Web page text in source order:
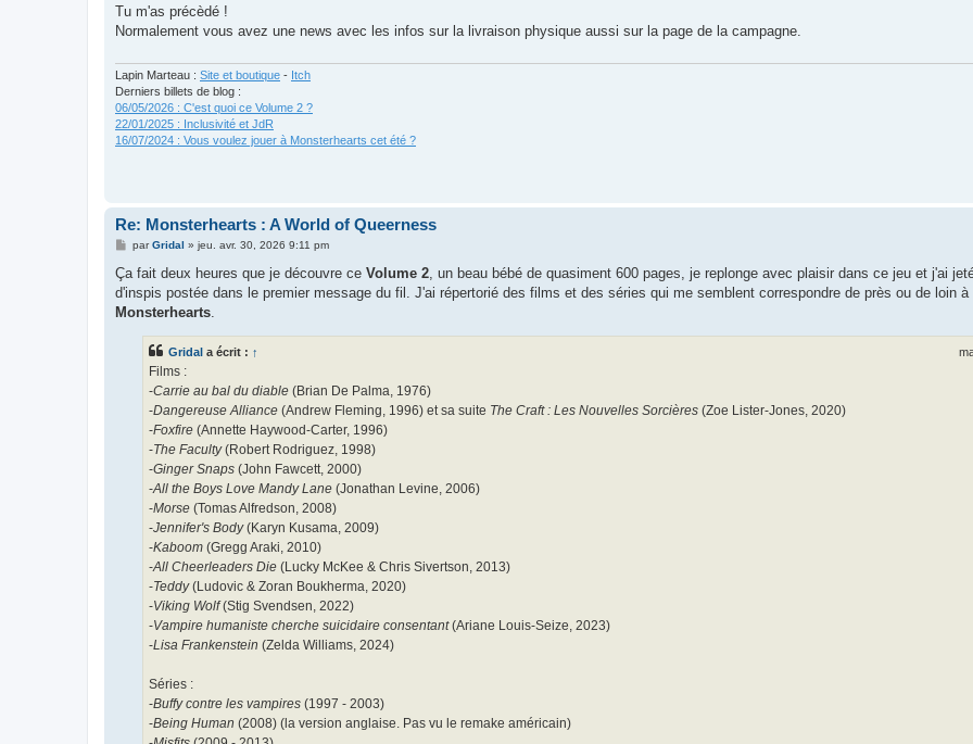
s
a
Tu m'as précèdé !
Normalement vous avez une news avec les infos sur la livraison physique aussi sur la page de la campagne.
Lapin Marteau : Site et boutique - Itch
Derniers billets de blog :
06/05/2026 : C'est quoi ce Volume 2 ?
22/01/2025 : Inclusivité et JdR
16/07/2024 : Vous voulez jouer à Monsterhearts cet été ?
Re: Monsterhearts : A World of Queerness
M
s
a
g
parGridal » jeu. avr. 30, 2026 9:11 pm
Ça fait deux heures que je découvre ce Volume 2, un beau bébé de quasiment 600 pages, je replonge avec plaisir dans ce jeu et j'ai
d'inspis postée dans le premier message du fil. J'ai répertorié des films et des séries qui me semblent correspondre de près ou de loin à
Monsterhearts.
Gridal a écrit : ↑
Films :
-Carrie au bal du diable (Brian De Palma, 1976)
-Dangereuse Alliance (Andrew Fleming, 1996) et sa suite The Craft : Les Nouvelles Sorcières (Zoe Lister-Jones, 2020)
-Foxfire (Annette Haywood-Carter, 1996)
-The Faculty(Robert Rodriguez, 1998)
-Ginger Snaps (John Fawcett, 2000)
-All the Boys Love Mandy Lane (Jonathan Levine, 2006)
-Morse (Tomas Alfredson, 2008)
-Jennifer's Body(Karyn Kusama, 2009)
-Kaboom (Gregg Araki, 2010)
-All Cheerleaders Die (Lucky McKee & Chris Sivertson, 2013)
-Teddy(Ludovic & Zoran Boukherma, 2020)
-Viking Wolf(Stig Svendsen, 2022)
-Vampire humaniste cherche suicidaire consentant(Ariane Louis-Seize, 2023)
-Lisa Frankenstein (Zelda Williams, 2024)
Séries :
-Buffy contre les vampires (1997 - 2003)
-Being Human (2008) (la version anglaise. Pas vu le remake américain)